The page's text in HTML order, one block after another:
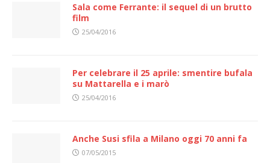
Sala come Ferrante: il sequel di un brutto
film
25/04/2016
Per celebrare il 25 aprile: smentire bufala
su Mattarella e i marò
25/04/2016
Anche Susi sfila a Milano oggi 70 anni fa
07/05/2015